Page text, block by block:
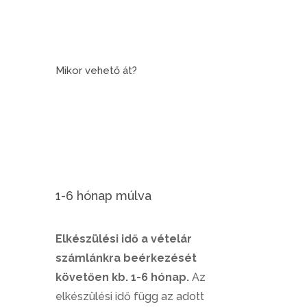
Mikor vehető át?
1-6 hónap múlva
Elkészülési idő a vételár
számlánkra beérkezését
követően kb. 1-6 hónap.Az
elkészülési idő függ az adott